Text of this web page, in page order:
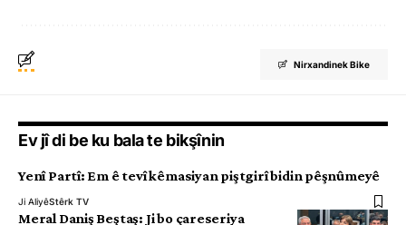
Nirxandinek Bike
Ev jî di be ku bala te bikşînin
Yenî Partî: Em ê tevî kêmasiyan piştgirî bidin pêşnûmeyê
Ji AliyêStêrk TV
Meral Daniş Beştaş: Ji bo çareseriya